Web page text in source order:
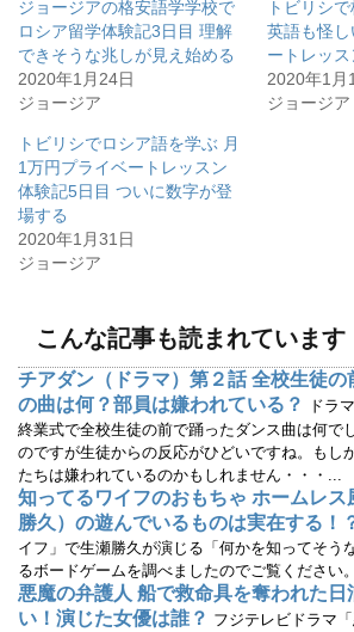
T
w
t
t
e
で
有
(
新
し
い
ウ
ィ
ン
ド
ウ
ま
す
o
k
で
共
有
す
ク
リ
ッ
ク
し
だ
い
ウ
ィ
ン
ド
ウ
で
開
き
ま
す
)
ジョージアの格安語学学校で
ロシア留学体験記3日目 理解
できそうな兆しが見え始める
2020年1月24日
ジョージア
トビリシ
英語も怪
ートレッ
2020年1月
ジョージア
トビリシでロシア語を学ぶ 月
1万円プライベートレッスン
体験記5日目 ついに数字が登
場する
2020年1月31日
ジョージア
こんな記事も読まれています
チアダン（ドラマ）第２話 全校生徒の
の曲は何？部員は嫌われている？
ドラ
終業式で全校生徒の前で踊ったダンス曲は何で
のですが生徒からの反応がひどいですね。もし
たちは嫌われているのかもしれません・・・...
知ってるワイフのおもちゃ ホームレス
勝久）の遊んでいるものは実在する！
イフ」で生瀬勝久が演じる「何かを知ってそう
るボードゲームを調べましたのでご覧ください
悪魔の弁護人 船で救命具を奪われた日
い！演じた女優は誰？ フジテレビドラマ